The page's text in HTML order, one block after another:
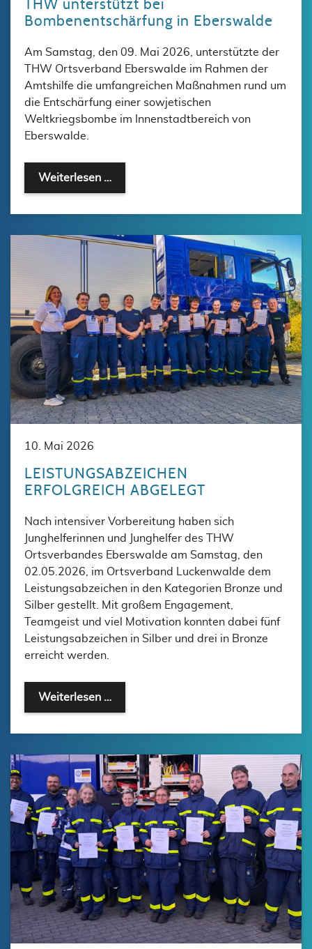
THW unterstützt bei
Bombenentschärfung in Eberswalde
Am Samstag, den 09. Mai 2026, unterstützte der
THW Ortsverband Eberswalde im Rahmen der
Amtshilfe die umfangreichen Maßnahmen rund um
die Entschärfung einer sowjetischen
Weltkriegsbombe im Innenstadtbereich von
Eberswalde.
Weiterlesen …THW unterstützt bei
10. Mai 2026
LEISTUNGSABZEICHEN
ERFOLGREICH ABGELEGT
Nach intensiver Vorbereitung haben sich
Junghelferinnen und Junghelfer des THW
Ortsverbandes Eberswalde am Samstag, den
02.05.2026, im Ortsverband Luckenwalde dem
Leistungsabzeichen in den Kategorien Bronze und
Silber gestellt. Mit großem Engagement,
Teamgeist und viel Motivation konnten dabei fünf
Leistungsabzeichen in Silber und drei in Bronze
erreicht werden.
Weiterlesen …LEISTUNGSABZEICHEN